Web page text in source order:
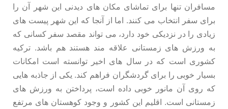
مسافران تنها برای تماشای مکان های دیدنی این شهر آن را
برای سفر انتخاب می کنند. اما از آنجا که این شهر پیست های
زیادی را در نزدیکی خود دارد، می تواند مقصد سفر کسانی که
به ورزش های زمستانی علاقه مند هستند هم باشد. ترکیه
کشوری است که در سال های اخیر توانسته است امکانات
بسیار خوبی را برای گردشگران فراهم کند. یکی از جاذبه هایی
که روی آن مانور خوبی داده است، پرداختن به ورزش های
زمستانی است. اقلیم این کشور و وجود کوهستان های مرتفع